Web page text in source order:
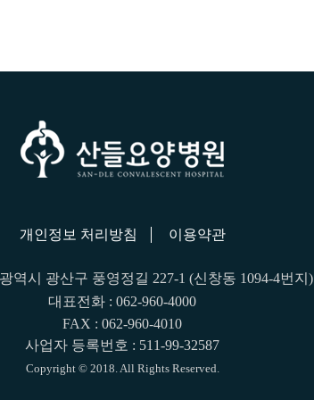
개인정보 처리방침 이용약관
역시 광산구 풍영정길 227-1 (신창동 1094-4번지)
대표전화 : 062-960-4000
FAX : 062-960-4010
사업자 등록번호 : 511-99-32587
Copyright © 2018. All Rights Reserved.